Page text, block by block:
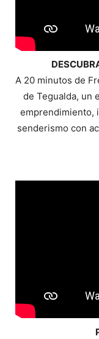
A 20 minutos de
de Tegualda, un
emprendimiento,
senderismo con